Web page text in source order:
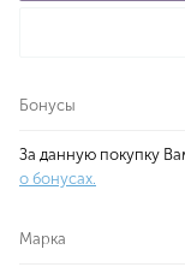
Бонусы
За данную покупку
о бонусах.
Марка